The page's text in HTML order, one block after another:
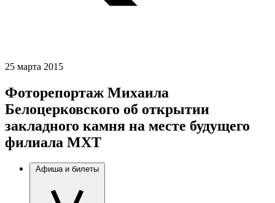
25 марта 2015
Фоторепортаж Михаила
Белоцерковского об открытии
закладного камня на месте будущего
филиала МХТ
Афиша и билеты